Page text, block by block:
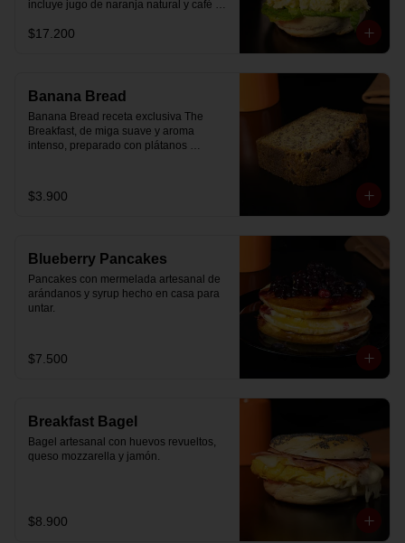
incluye jugo de naranja natural y café o
$17.200
Banana Bread
Banana Bread receta exclusiva The
Breakfast, de miga suave y aroma
intenso, preparado con plátanos
$3.900
Blueberry Pancakes
Pancakes con mermelada artesanal de
arándanos y syrup hecho en casa para
untar.
$7.500
Breakfast Bagel
Bagel artesanal con huevos revueltos,
queso mozzarella y jamón.
$8.900